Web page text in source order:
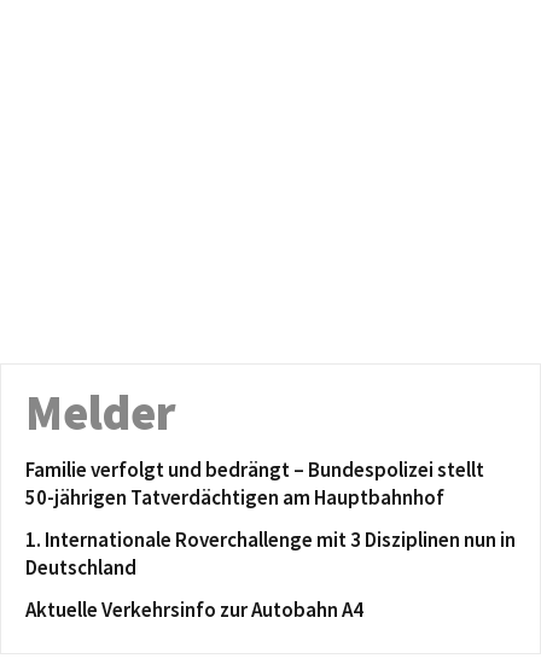
Melder
Familie verfolgt und bedrängt – Bundespolizei stellt
50-jährigen Tatverdächtigen am Hauptbahnhof
1. Internationale Roverchallenge mit 3 Disziplinen nun in
Deutschland
Aktuelle Verkehrsinfo zur Autobahn A4